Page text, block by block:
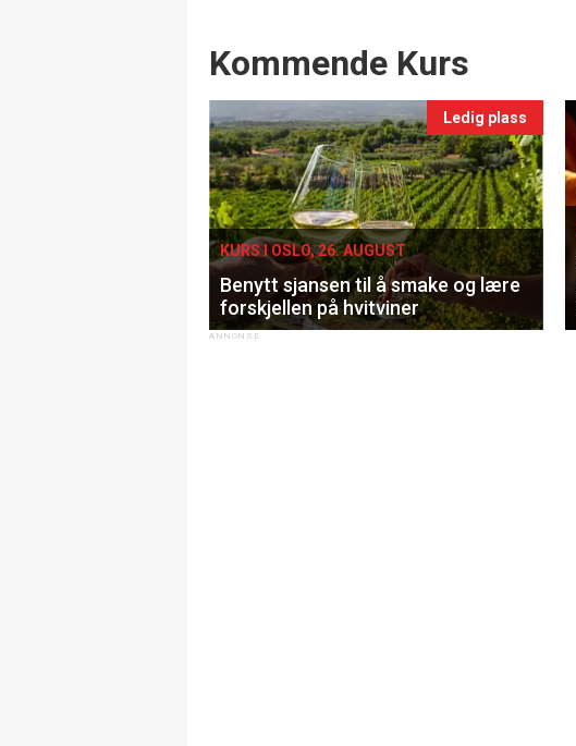
Events
Kommende Kurs
Ledig plass
KURS I OSLO, 26. AUGUST
Benytt sjansen til å smake og lære
forskjellen på hvitviner